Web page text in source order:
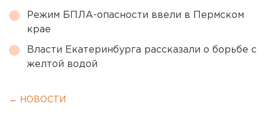
Режим БПЛА-опасности ввели в Пермском
крае
Власти Екатеринбурга рассказали о борьбе с
желтой водой
← НОВОСТИ